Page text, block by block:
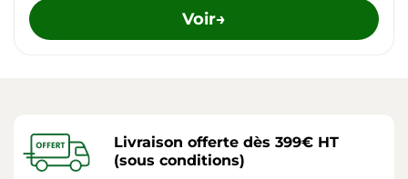
Voir→
Livraison offerte dès 399€ HT
(sous conditions)